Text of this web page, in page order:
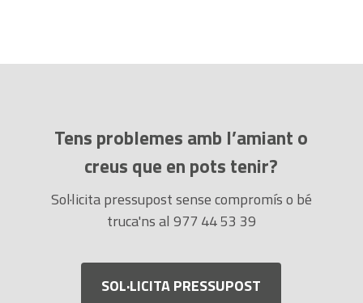
Tens problemes amb l’amiant o
creus que en pots tenir?
Sol·licita pressupost sense compromís o bé
truca'ns al 977 44 53 39
SOL·LICITA PRESSUPOST